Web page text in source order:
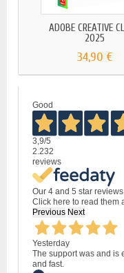
ADOBE CREATIVE
2025
34,90 €
Good
3,9/5
2.232
reviews
Our 4 and 5 star reviews.
Click here to read them
Previous Next
Yesterday
The support was and is
and fast.